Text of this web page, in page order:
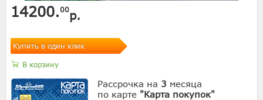
14200.00р.
Купить в один клик
В корзину
Рассрочка на 3 месяца
по карте "Карта покупок"